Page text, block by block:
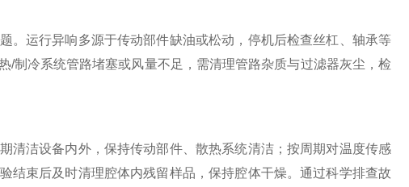
运行异响多源于传动部件缺油或松动，停机后检查丝杠、轴承等
制冷系统管路堵塞或风量不足，需清理管路杂质与过滤器灰尘，检
洁设备内外，保持传动部件、散热系统清洁；按周期对温度传感
结束后及时清理腔体内残留样品，保持腔体干燥。通过科学排查故